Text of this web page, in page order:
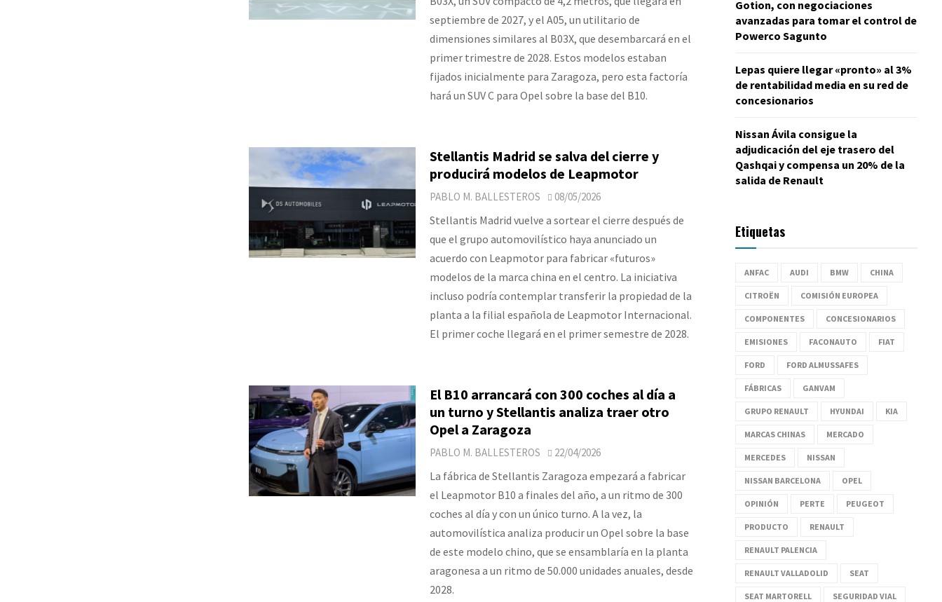
septiembre de 2027, y el A05, un utilitario de
dimensiones similares al B03X, que desembarcará en el
primer trimestre de 2028. Estos modelos estaban
fijados inicialmente para Zaragoza, pero esta factoría
hará un SUV C para Opel sobre la base del B10.
Stellantis Madrid se salva del cierre y
producirá modelos de Leapmotor
PABLO M. BALLESTEROS 08/05/2026
Stellantis Madrid vuelve a sortear el cierre después de
que el grupo automovilístico haya anunciado un
acuerdo con Leapmotor para fabricar «futuros»
modelos de la marca china en el centro. La iniciativa
incluso podría contemplar transferir la propiedad de la
planta a la filial española de Leapmotor Internacional.
El primer coche llegará en el primer semestre de 2028.
El B10 arrancará con 300 coches al día a
un turno y Stellantis analiza traer otro
Opel a Zaragoza
PABLO M. BALLESTEROS 22/04/2026
La fábrica de Stellantis Zaragoza empezará a fabricar
el Leapmotor B10 a finales del año, a un ritmo de 300
coches al día y con un único turno. A la vez, la
automovilística analiza producir un Opel sobre la base
de este modelo chino, que se ensamblaría en la planta
aragonesa a un ritmo de 50.000 unidades anuales, desde
2028.
Gotion, con negociaciones
avanzadas para tomar el control de
Powerco Sagunto
Lepas quiere llegar «pronto» al 3%
de rentabilidad media en su red de
concesionarios
Nissan Ávila consigue la
adjudicación del eje trasero del
Qashqai y compensa un 20% de la
salida de Renault
Etiquetas
ANFAC AUDI BMW CHINA
CITROËN COMISIÓN EUROPEA
COMPONENTES CONCESIONARIOS
EMISIONES FACONAUTO FIAT
FORD FORD ALMUSSAFES
FÁBRICAS GANVAM
GRUPO RENAULT HYUNDAI KIA
MARCAS CHINAS MERCADO
MERCEDES NISSAN
NISSAN BARCELONA OPEL
OPINIÓN PERTE PEUGEOT
PRODUCTO RENAULT
RENAULT PALENCIA
RENAULT VALLADOLID SEAT
SEAT MARTORELL SEGURIDAD VIAL